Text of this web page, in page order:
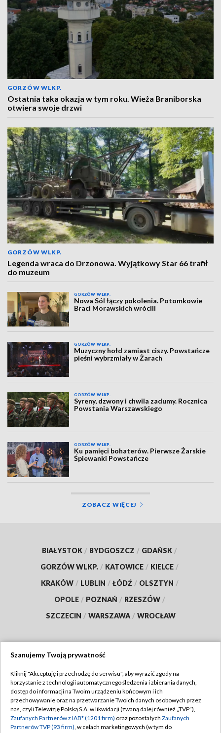
GORZÓW WLKP.
Ostatnia taka okazja w tym roku. Wieża Braniborska
otwiera swoje drzwi
GORZÓW WLKP.
Legenda wraca do Drzonowa. Wyjątkowy Star 66 trafił
do muzeum
GORZÓW WLKP.
Nowa Sól łączy pokolenia. Potomkowie
Braci Morawskich wrócili
GORZÓW WLKP.
Muzyczny hołd zamiast ciszy. Powstańcze
pieśni wybrzmiały w Żarach
GORZÓW WLKP.
Syreny, dzwony i chwila zadumy. Rocznica
Powstania Warszawskiego
GORZÓW WLKP.
Ku pamięci bohaterów. Pierwsze Żarskie
Śpiewanki Powstańcze
ZOBACZ WIĘCEJ
BIAŁYSTOK / BYDGOSZCZ / GDAŃSK /
GORZÓW WLKP. / KATOWICE / KIELCE /
KRAKÓW / LUBLIN / ŁÓDŹ / OLSZTYN /
OPOLE / POZNAŃ / RZESZÓW /
SZCZECIN / WARSZAWA / WROCŁAW
TVP
Abonament TVP
Emisja w TVP
Regulamin TVP
Polityka prywatności
Szanujemy Twoją prywatność
Kliknij "Akceptuję i przechodzę do serwisu", aby wyrazić zgody na
korzystanie z technologii automatycznego śledzenia i zbierania danych,
dostęp do informacji na Twoim urządzeniu końcowym i ich
przechowywanie oraz na przetwarzanie Twoich danych osobowych przez
nas, czyli Telewizję Polską S.A. w likwidacji (zwaną dalej również „TVP”),
Zaufanych Partnerów z IAB* (1201 firm) oraz pozostałych Zaufanych
Partnerów TVP (93 firm), w celach marketingowych (w tym do